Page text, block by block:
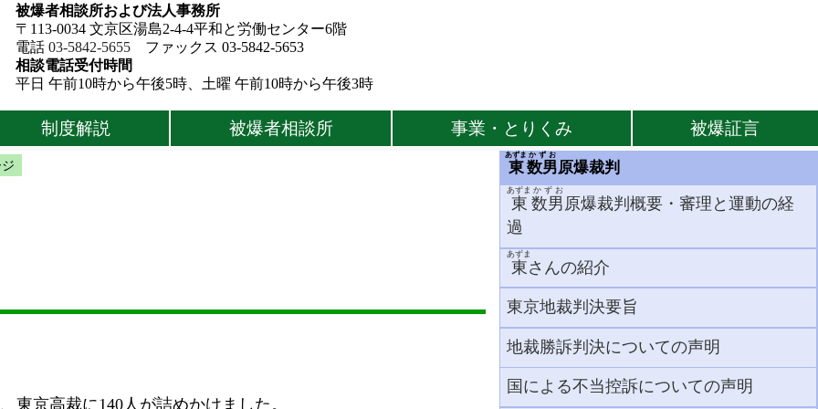
被爆者相談所および法人事務所
〒113-0034 文京区湯島2-4-4平和と労働センター6階
電話 03-5842-5655 ファックス 03-5842-5653
相談電話受付時間
平日 午前10時から午後5時、土曜 午前10時から午後3時
制度解説 被爆者相談所 事業・とりくみ 被爆証言
東京高裁に140人が詰めかけました。
東
あずま
数男
かずお
原爆裁判
東
あずま
数男
かずお
原爆裁判概要・審理と運動の経
過
東
あずま
さんの紹介
東京地裁判決要旨
地裁勝訴判決についての声明
国による不当控訴についての声明